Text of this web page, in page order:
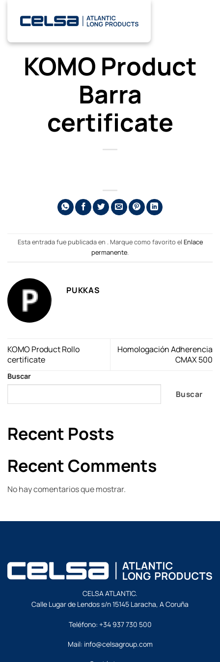
contenido
KOMO Product
Barra
certificate
Esta entrada fue publicada en . Marque como favorito el Enlace
permanente.
PUKKAS
KOMO Product Rollo
certificate
Homologación Adherencia
CMAX 500
Buscar
Buscar
Recent Posts
Recent Comments
No hay comentarios que mostrar.
CELSA ATLANTIC.
Calle Lugar de Lendos s/n 15145 Laracha, A Coruña
Teléfono: +34 937 730 500
Mail: info@celsagroup.com